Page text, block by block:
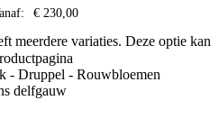
€ 230,00
meerdere variaties. Deze optie kan